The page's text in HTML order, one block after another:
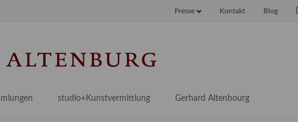
Blog
Kontakt
Presse
studio+Kunstvermittlung Gerhard Altenbourg